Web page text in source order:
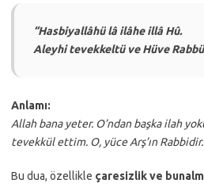
“Hasbiyallâhü lâ ilâhe illâ Hû.
Aleyhi tevekkeltü ve Hüve
Anlamı:
Allah bana yeter. O’ndan başka ilah
tevekkül ettim. O, yüce Arş’ın Rabbidir.
Bu dua, özellikle çaresizlik ve